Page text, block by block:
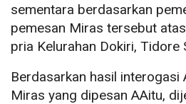
sementara berdasarkan
pemesan Miras tersebut
pria Kelurahan Dokiri, Tidore
Berdasarkan hasil interogasi
Miras yang dipesan AAitu,